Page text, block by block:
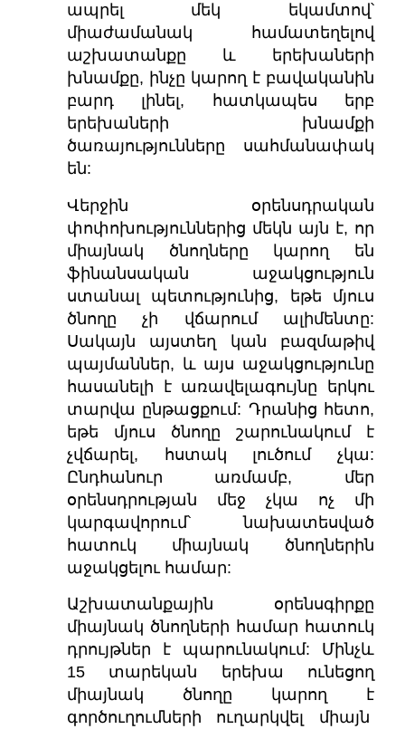
ապրել մեկ եկամտով՝
միաժամանակ համատեղելով
աշխատանքը և երեխաների
խնամքը, ինչը կարող է բավականին
բարդ լինել, հատկապես երբ
երեխաների խնամքի
ծառայությունները սահմանափակ
են:
Վերջին օրենսդրական
փոփոխություններից մեկն այն ​​է, որ
միայնակ ծնողները կարող են
ֆինանսական աջակցություն
ստանալ պետությունից, եթե մյուս
ծնողը չի վճարում ալիմենտը:
Սակայն այստեղ կան բազմաթիվ
պայմաններ, և այս աջակցությունը
հասանելի է առավելագույնը երկու
տարվա ընթացքում: Դրանից հետո,
եթե մյուս ծնողը շարունակում է
չվճարել, հստակ լուծում չկա:
Ընդհանուր առմամբ, մեր
օրենսդրության մեջ չկա ոչ մի
կարգավորում՝ նախատեսված
հատուկ միայնակ ծնողներին
աջակցելու համար:
Աշխատանքային օրենսգիրքը
միայնակ ծնողների համար հատուկ
դրույթներ է պարունակում: Մինչև
15 տարեկան երեխա ունեցող
միայնակ ծնողը կարող է
գործուղումների ուղարկվել միայն